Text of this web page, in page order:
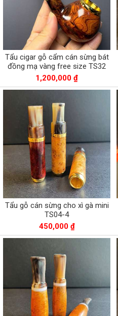
Tẩu cigar gỗ cẩm cán sừng bát
đồng mạ vàng free size TS32
1,200,000 ₫
Tẩu gỗ cán sừng cho xì gà mini
TS04-4
450,000 ₫